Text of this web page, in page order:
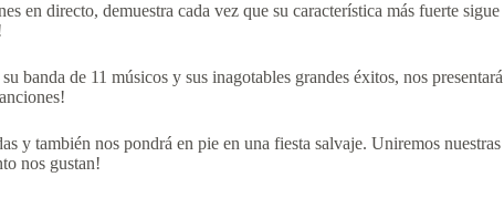
en directo, demuestra cada vez que su característica más fuerte sigue
banda de 11 músicos y sus inagotables grandes éxitos, nos
y también nos pondrá en pie en una fiesta salvaje. Uniremos nuestras
nos gustan!